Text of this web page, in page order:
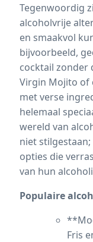
Tegenwoordig
alcoholvrije
en smaakvol
bijvoorbeeld,
cocktail zonder
Virgin Mojito of
met verse
helemaal
wereld van
niet
opties die
van hun
Populaire
Fris